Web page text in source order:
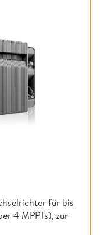
für bis
4 MPPTs), zur